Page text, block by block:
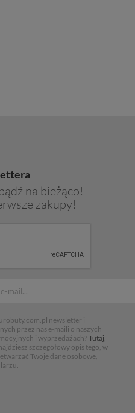
na bieżąco!
zakupy!
newsletter i
przez nas e-maili o naszych
i wyprzedażach? Tutaj,
szczegółowy opis tego, w
Twoje dane osobowe,